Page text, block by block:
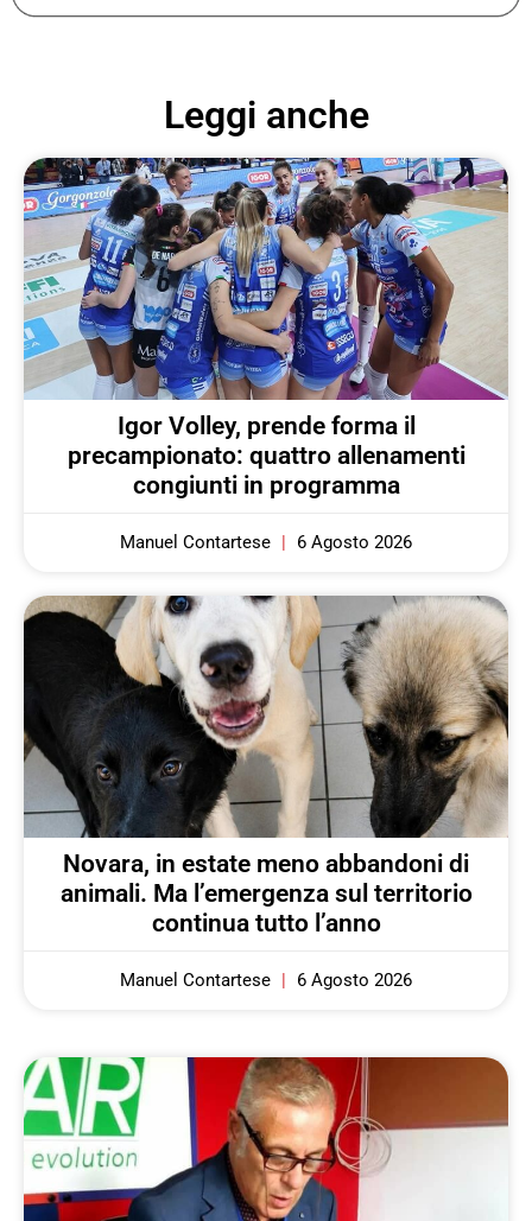
Leggi anche
Igor Volley, prende forma il
precampionato: quattro allenamenti
congiunti in programma
Manuel Contartese 6 Agosto 2026
Novara, in estate meno abbandoni di
animali. Ma l’emergenza sul territorio
continua tutto l’anno
Manuel Contartese 6 Agosto 2026